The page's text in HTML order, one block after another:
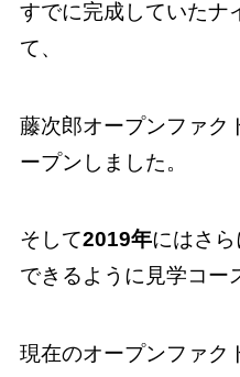
すでに完成していたナ
て、
藤次郎オープンファク
ープンしました。
そして2019年にはさ
できるように見学コー
現在のオープンファク